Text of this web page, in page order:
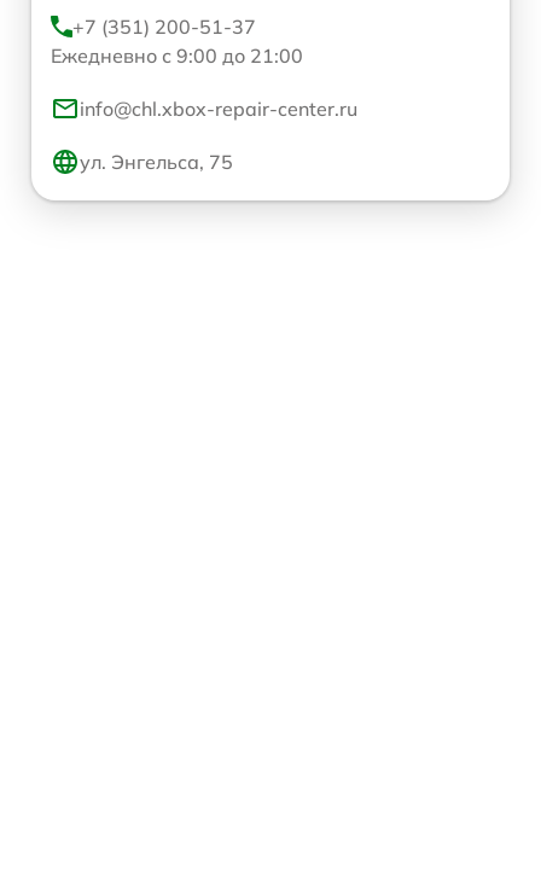
+7 (351) 200-51-37
Ежедневно с 9:00 до 21:00
info@chl.xbox-repair-center.ru
ул. Энгельса, 75